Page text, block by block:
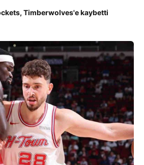
Timberwolves'e kaybetti